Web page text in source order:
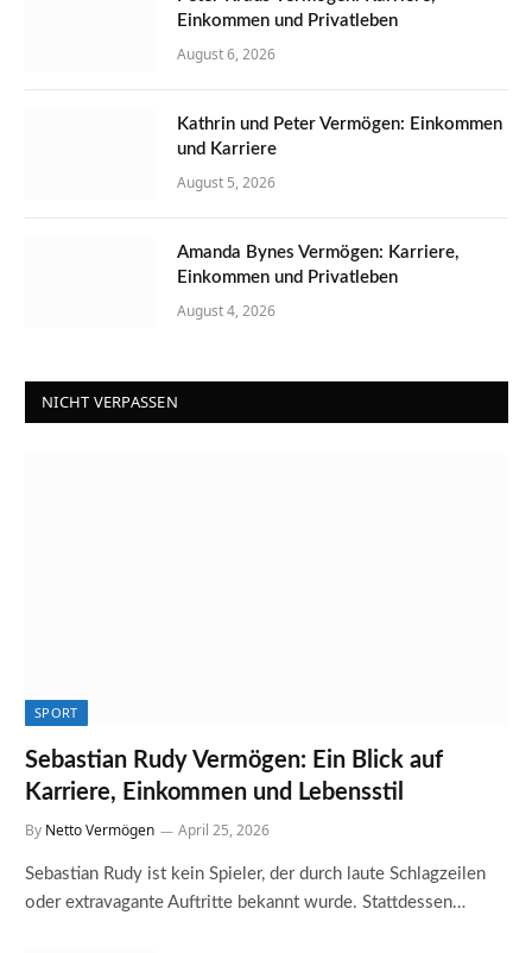
Einkommen und Privatleben
August 6, 2026
Kathrin und Peter Vermögen: Einkommen
und Karriere
August 5, 2026
Amanda Bynes Vermögen: Karriere,
Einkommen und Privatleben
August 4, 2026
NICHT VERPASSEN
SPORT
Sebastian Rudy Vermögen: Ein Blick auf
Karriere, Einkommen und Lebensstil
By Netto Vermögen April 25, 2026
Sebastian Rudy ist kein Spieler, der durch laute Schlagzeilen
oder extravagante Auftritte bekannt wurde. Stattdessen…